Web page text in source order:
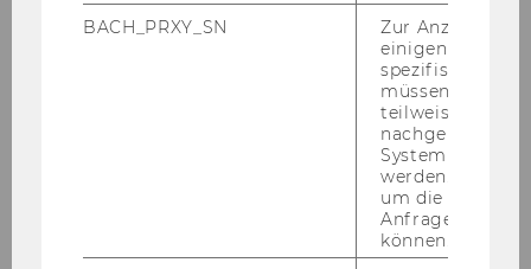
BACH_PRXY_SN
Zur Anzeige von
einigen WU-
spezifischen
müssen
teilweise von
nachgelagerten
System
werden.
um die Antwort
Anfrage
können.